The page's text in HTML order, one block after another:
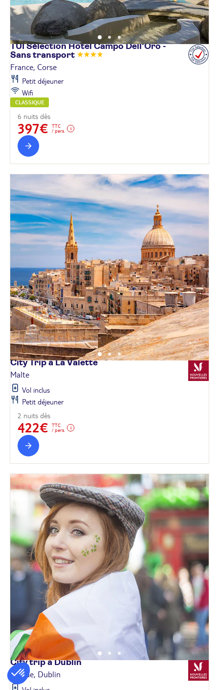
TUI Sélection Hôtel Campo Dell'Oro -
Sans transport
France, Corse
Petit déjeuner
Wifi
CLASSIQUE
6 nuits dès
397€
TTC
/ pers.
City Trip à LaValette
Malte
Vol inclus
Petit déjeuner
2 nuits dès
422€
TTC
/ pers.
City trip àDublin
Irlande, Dublin